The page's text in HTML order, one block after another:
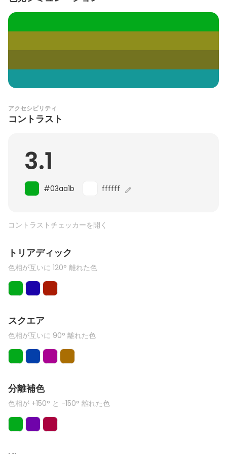
アクセシビリティ
コントラスト
3.1
#03aa1b ffffff
コントラストチェッカーを開く
トリアディック
色相が互いに 120° 離れた色
スクエア
色相が互いに 90° 離れた色
分離補色
色相が +150° と -150° 離れた色